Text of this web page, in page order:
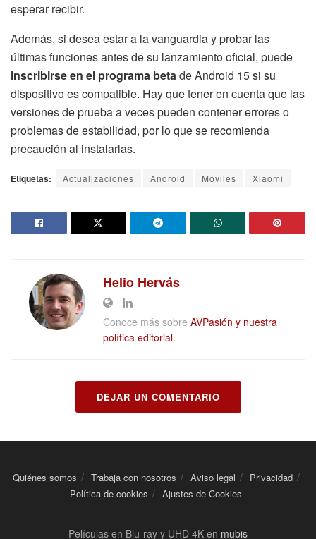
esperar recibir.
Además, si desea estar a la vanguardia y probar las
últimas funciones antes de su lanzamiento oficial, puede
inscribirse en el programa betade Android 15 si su
dispositivo es compatible. Hay que tener en cuenta que las
versiones de prueba a veces pueden contener errores o
problemas de estabilidad, por lo que se recomienda
precaución al instalarlas.
Etiquetas: Actualizaciones Android Móviles Xiaomi
Helio Hervás
Conoce más sobre AVPasión y nuestra
política editorial.
DEJAR UN COMENTARIO
Quiénes somos Trabaja con nosotros Aviso legal
Privacidad
Política de cookies
Ajustes de Cookies
Películas en Blu-ray y UHD 4K en mubis